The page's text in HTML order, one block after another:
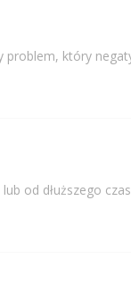
który
od dłuższego